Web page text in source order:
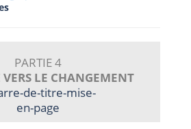
PARTIE 4
LE CHANGEMENT